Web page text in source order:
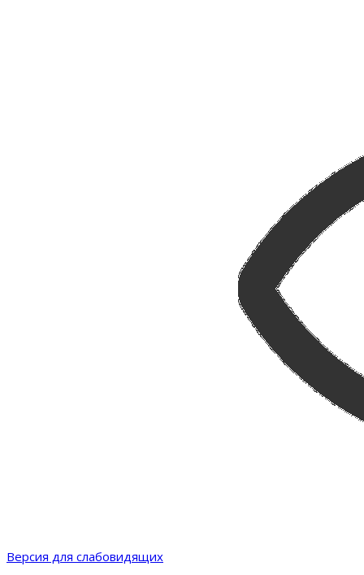
Версия для слабовидящих